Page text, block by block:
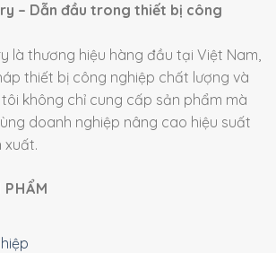
– Dẫn đầu trong thiết bị công
là thương hiệu hàng đầu tại Việt Nam,
thiết bị công nghiệp chất lượng và
tôi không chỉ cung cấp sản phẩm mà
doanh nghiệp nâng cao hiệu suất
xuất.
PHẨM